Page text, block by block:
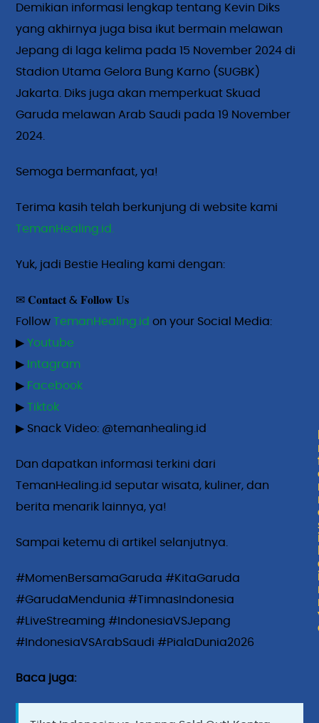
Demikian informasi lengkap tentang Kevin Diks
yang akhirnya juga bisa ikut bermain melawan
Jepang di laga kelima pada 15 November 2024 di
Stadion Utama Gelora Bung Karno (SUGBK)
Jakarta. Diks juga akan memperkuat Skuad
Garuda melawan Arab Saudi pada 19 November
2024.
Semoga bermanfaat, ya!
Terima kasih telah berkunjung di website kami
TemanHealing.id.
Yuk, jadi Bestie Healing kami dengan:
✉ 𝐂𝐨𝐧𝐭𝐚𝐜𝐭 & 𝐅𝐨𝐥𝐥𝐨𝐰 𝐔𝐬
FollowTemanHealing.id on your Social Media:
▶Youtube
▶ Intagram
▶ Facebook
▶Tiktok
▶ Snack Video: @temanhealing.id
Dan dapatkan informasi terkini dari
TemanHealing.id seputar wisata, kuliner, dan
berita menarik lainnya, ya!
Sampai ketemu di artikel selanjutnya.
#MomenBersamaGaruda #KitaGaruda
#GarudaMendunia #TimnasIndonesia
#LiveStreaming #IndonesiaVSJepang
#IndonesiaVSArabSaudi #PialaDunia2026
Baca juga: